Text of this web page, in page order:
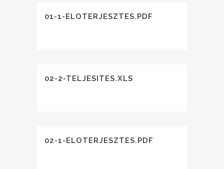
01-1-ELOTERJESZTES.PDF
02-2-TELJESITES.XLS
02-1-ELOTERJESZTES.PDF